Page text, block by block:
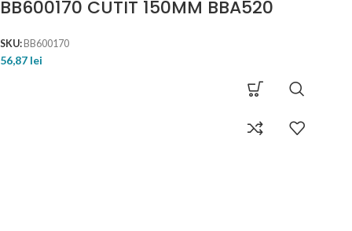
BB600170 CUTIT 150MM BBA520
SKU: BB600170
56,87 lei